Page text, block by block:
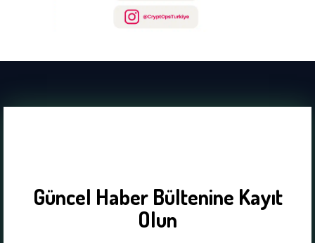
Güncel Haber Bültenine Kayıt
Olun